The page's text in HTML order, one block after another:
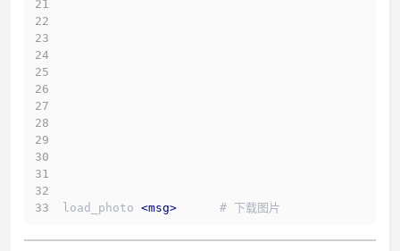
load_photo <msg>
      # 下载图片